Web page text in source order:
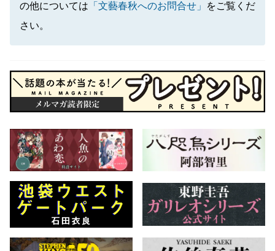
の他については 「文藝春秋へのお問合せ」
をご覧くだ
さい。